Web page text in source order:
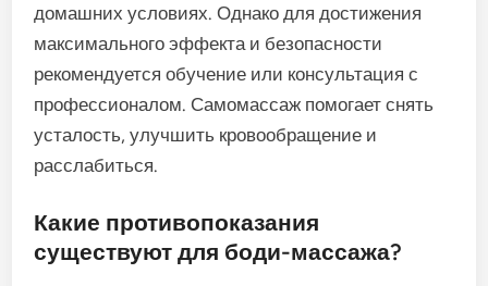
домашних условиях. Однако для достижения
максимального эффекта и безопасности
рекомендуется обучение или консультация с
профессионалом. Самомассаж помогает снять
усталость, улучшить кровообращение и
расслабиться.
Какие противопоказания
существуют для боди-массажа?